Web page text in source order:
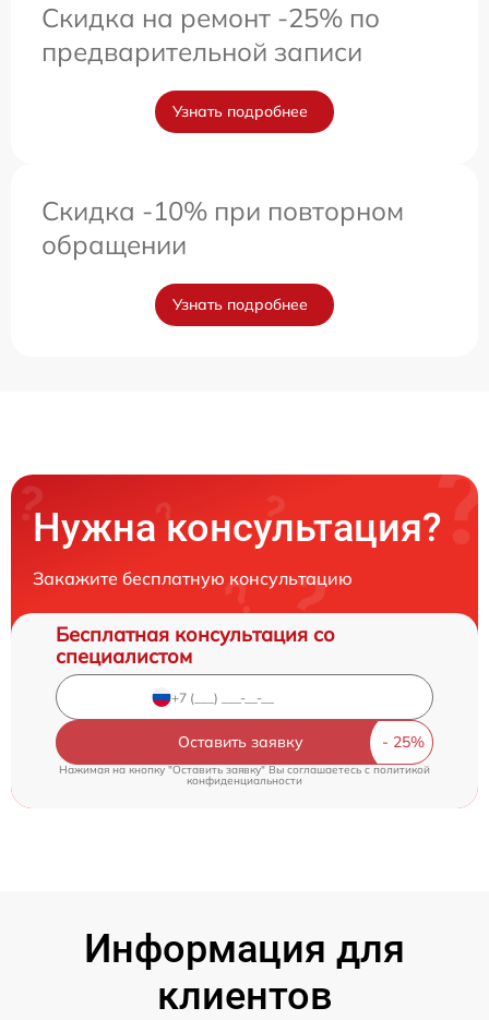
Скидка на ремонт -25% по
предварительной записи
Узнать подробнее
Скидка -10% при повторном
обращении
Узнать подробнее
Нужна консультация?
Закажите бесплатную консультацию
Бесплатная консультация со
специалистом
Оставить заявку
Нажимая на кнопку "Оставить заявку" Вы соглашаетесь cполитикой
конфиденциальности
Информация для
клиентов